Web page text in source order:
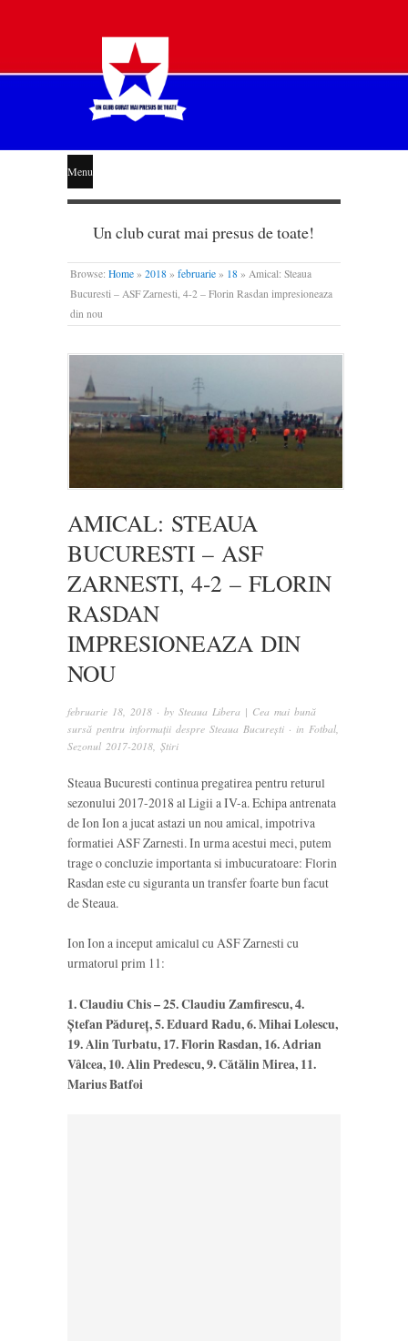
STEAUA
LIBERĂ
Menu
Un club curat mai presus de toate!
Browse: Home » 2018 » februarie » 18 » Amical: Steaua
Bucuresti – ASF Zarnesti, 4-2 – Florin Rasdan impresioneaza
din nou
AMICAL: STEAUA
BUCURESTI – ASF
ZARNESTI, 4-2 – FLORIN
RASDAN
IMPRESIONEAZA DIN
NOU
februarie 18, 2018 · by Steaua Libera | Cea mai bună
sursă pentru informații despre Steaua București · in Fotbal,
Sezonul 2017-2018, Știri
Steaua Bucuresti continua pregatirea pentru returul
sezonului 2017-2018 al Ligii a IV-a. Echipa antrenata
de Ion Ion a jucat astazi un nou amical, impotriva
formatiei ASF Zarnesti. In urma acestui meci, putem
trage o concluzie importanta si imbucuratoare: Florin
Rasdan este cu siguranta un transfer foarte bun facut
de Steaua.
Ion Ion a inceput amicalul cu ASF Zarnesti cu
urmatorul prim 11:
1. Claudiu Chis – 25. Claudiu Zamfirescu, 4.
Ștefan Pădureț, 5. Eduard Radu, 6. Mihai Lolescu,
19. Alin Turbatu, 17. Florin Rasdan, 16. Adrian
Vâlcea, 10. Alin Predescu, 9. Cătălin Mirea, 11.
Marius Batfoi